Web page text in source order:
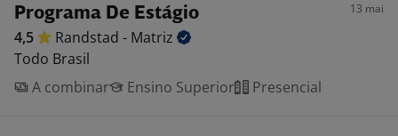
Programa De Estágio 13 mai
4,5 Randstad - Matriz
Todo Brasil
A combinar
Ensino Superior Presencial